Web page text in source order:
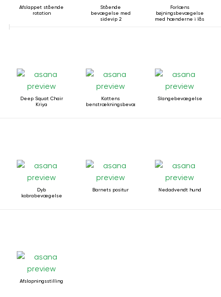
Afslappet stående
rotation
Stående
bevægelse med
sidevip 2
Forlæns
bøjningsbevægelse
med hænderne i lås
Deep Squat Chair
Kriya
Kattens
benstrækningsbevægelse
Slangebevægelse
Dyb
kobrabevægelse
Barnets positur Nedadvendt hund
Afslapningsstilling